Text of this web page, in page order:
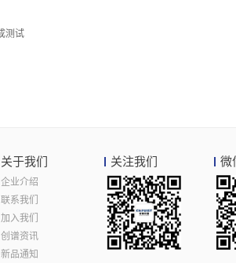
测试
要求定制）
能，高强度，耐磨
关于我们
企业介绍
联系我们
加入我们
创谱资讯
新品通知
关注我们 微